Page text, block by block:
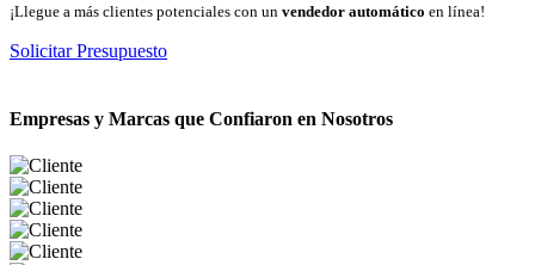
¡Llegue a más clientes potenciales con un vendedor automático en línea!
Solicitar Presupuesto
Empresas y Marcas que Confiaron en Nosotros